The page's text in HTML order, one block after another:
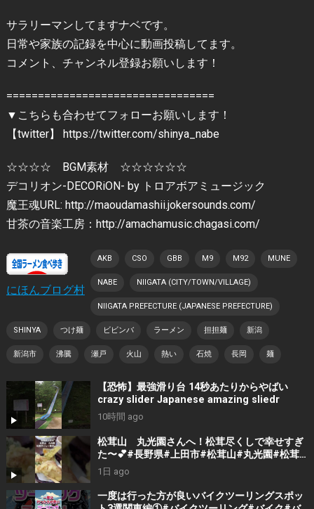
サラリーマンしてますナベです。
日常や家族の記録を中心に動画投稿してます。
コメント、チャンネル登録お願いします！
=================================
▼こちらも合わせてフォローお願いします！
【twitter】 https://twitter.com/shinya_nabe
☆☆☆☆ BGM素材 ☆☆☆☆☆☆
デコリオン-DECORiON- by トロアボアミュージック
魔王魂URL: http://maoudamashii.jokersounds.com/
甘茶の音楽工房：http://amachamusic.chagasi.com/
にほんブログ村
AKB CSO GBB M9 M92 MUNE
NABE NIIGATA (CITY/TOWN/VILLAGE)
NIIGATA PREFECTURE (JAPANESE PREFECTURE)
SHINYA つけ麺 ビビンバ ラーメン 担担麺 新潟
新潟市 沸騰 瀬戸 火山 熱い 石焼 長岡 麺
【恐怖】最強滑り台 14秒あたりからやばい
crazy slider Japanese amazing sliedr
10時間 ago
松茸山 丸光園さんへ！松茸尽くしで幸せすぎ
た〜💕#長野県#上田市#松茸山#丸光園#松茸#
松茸尽くし#贅沢#美味しい#ランチ#楽しい人
生 #楽しい1日 #おばちゃん #fun #美味しいラ
ンチ
1日 ago
一度は行った方が良いバイクツーリングスポッ